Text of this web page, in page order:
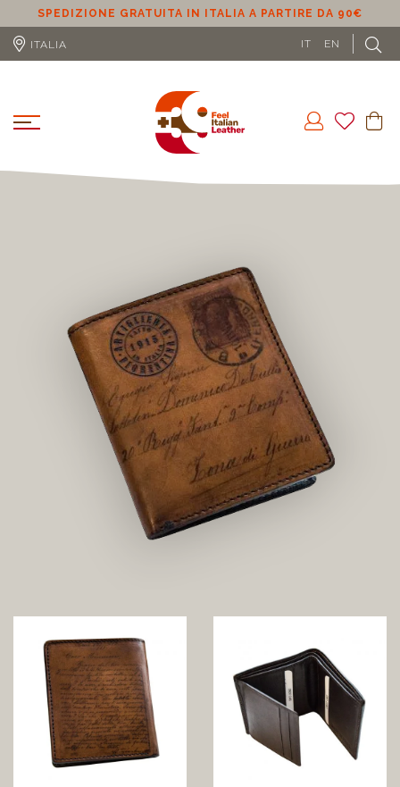
SPEDIZIONE GRATUITA IN ITALIA A PARTIRE DA 90€
ITALIA IT EN